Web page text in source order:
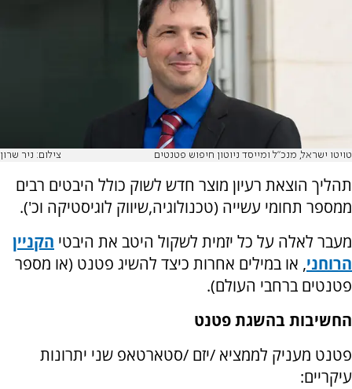
טויטו ישראל, מנכ"ל ומייסד ניוטון חיפוש פטנטים צילום: ניר שרון
תהליך הוצאת רעיון מוצר חדש לשוק כולל היבטים רבים
ממספר תחומי עשייה (טכנולוגיה,שיווק לוגיסטיקה וכ').
מעבר לאלה על כל יזמית לשקול היטב את היבטי הקניין
הרוחני, או במילים אחרות כיצד להשיג פטנט (או מספר
פטנטים ברחבי העולם).
החשיבות בהשגת פטנט
פטנט מעניק לממציא /יזם /סטארטאפ שני יתרונות
עיקריים: